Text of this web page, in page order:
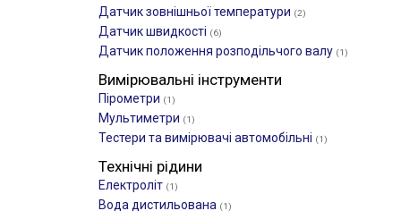
Датчик зовнішньої температури (2)
Датчик швидкості (6)
Датчик положення розподільчого валу (1)
Вимірювальні інструменти
Пірометри (1)
Мультиметри (1)
Тестери та вимірювачі автомобільні (1)
Технічні рідини
Електроліт (1)
Вода дистильована (1)